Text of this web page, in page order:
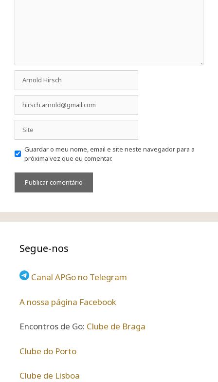
Guardar o meu nome, email e site neste navegador para a
próxima vez que eu comentar.
Segue-nos
Canal APGo no Telegram
A nossa página Facebook
Encontros de Go: Clube de Braga
Clube do Porto
Clube de Lisboa